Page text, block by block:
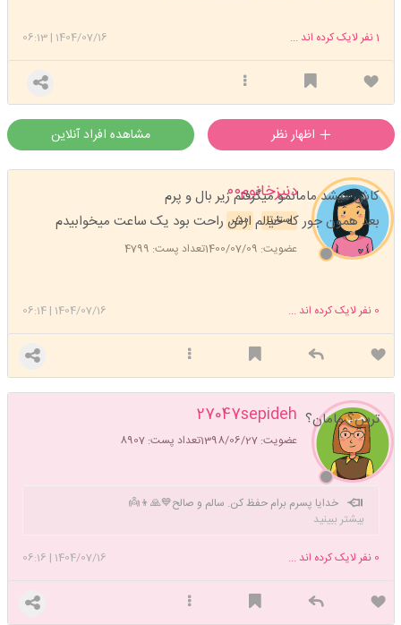
1404/07/16
|
06:13 1نفر لایک کرده اند ...
مشاهده افراد آنلاین
دنیزخانوم۰۰
مدیر استارتر
عضویت: 1400/07/09 تعداد پست: 4799
کاش میشد مامانمو میگرفتم زیر بال و پرم
بعد همون جور که خیالم ازش راحت بود یک ساعت میخوابیدم
1404/07/16
|
06:14 0 نفر لایک کرده اند ...
27047sepideh
عضویت: 1398/06/27 تعداد پست: 8907
ترس؟ مامان؟
خدایا پسرم برام حفظ کن. سالم و صالح💙🙏👦👼
بیشتر ببینید
1404/07/16
|
06:16 0 نفر لایک کرده اند ...